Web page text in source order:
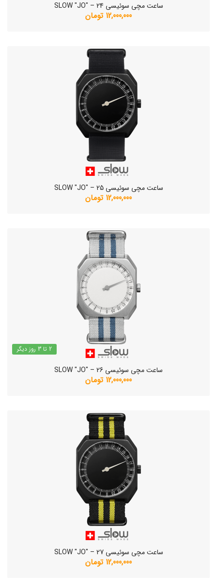
ساعت مچی سوئیسی SLOW "JO" – 24
12,000,000 تومان
ساعت مچی سوئیسی SLOW "JO" – 25
12,000,000 تومان
2 تا 3 روز دیگر
ساعت مچی سوئیسی SLOW "JO" – 26
12,000,000 تومان
ساعت مچی سوئیسی SLOW "JO" – 27
12,000,000 تومان